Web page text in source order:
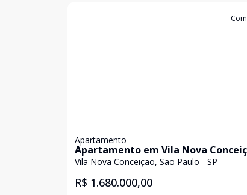
Apartamento
Apartamento em Vila Nova
72m²
Vila Nova Conceição, São Paulo - SP
R$ 1.680.000,00